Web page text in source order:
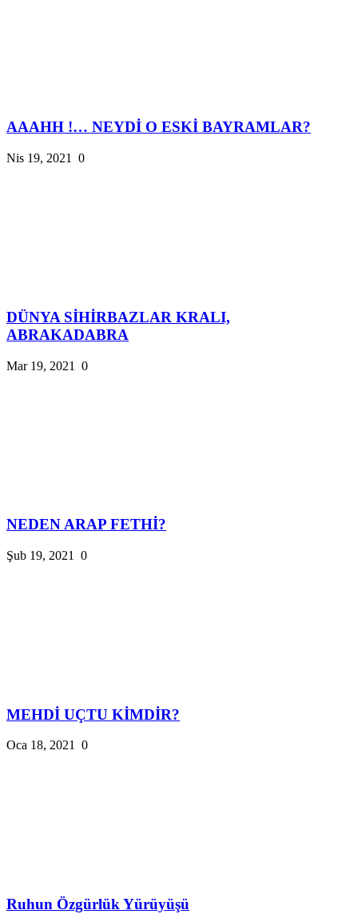
AAAHH !… NEYDİ O ESKİ BAYRAMLAR?
Nis 19, 2021 0
DÜNYA SİHİRBAZLAR KRALI,
ABRAKADABRA
Mar 19, 2021 0
NEDEN ARAP FETHİ?
Şub 19, 2021 0
MEHDİ UÇTU KİMDİR?
Oca 18, 2021 0
Ruhun Özgürlük Yürüyüşü